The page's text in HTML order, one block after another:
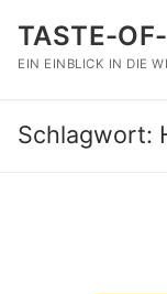
Inhalt
springen
TASTE-
EIN EINBLICK IN DIE
Schlagwort: